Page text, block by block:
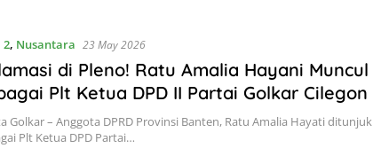
2, Nusantara 23 May 2026
di Pleno! Ratu Amalia Hayani Muncul
Plt Ketua DPD II Partai Golkar Cilegon
Golkar – Anggota DPRD Provinsi Banten, Ratu Amalia Hayati ditunjuk
Plt Ketua DPD Partai…